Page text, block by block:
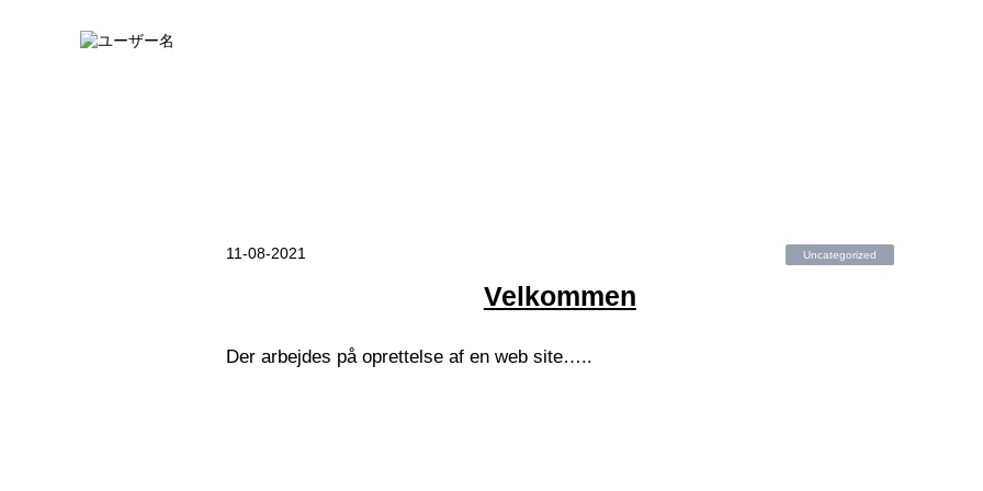
11-08-2021 Uncategorized
Velkommen
Der arbejdes på oprettelse af en web site…..